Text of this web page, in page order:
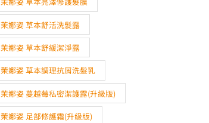
茉娜姿 草本舒活洗髮露
茉娜姿 草本舒緩潔淨露
茉娜姿 草本調理抗屑洗髮乳
茉娜姿 蔓越莓私密潔護露(升級版)
茉娜姿 足部修護霜(升級版)